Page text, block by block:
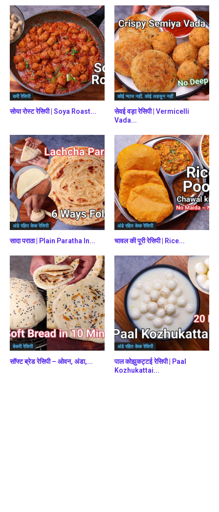
करी रेसिपी
सोया रोस्ट रेसिपी | Soya Roast...
कोई प्याज नहीं, कोई लहसुन नहीं
सेवई वड़ा रेसिपी | Vermicelli
Vada...
अंडे रहित केक रेसिपी
सादा पराठा | Plain Paratha In...
अंडे रहित केक रेसिपी
चावल की पूरी रेसिपी | Rice...
बेकरी रेसिपी
सॉफ्ट ब्रेड रेसिपी – ओवन, अंडा,...
अंडे रहित केक रेसिपी
पाल कोझुकट्टई रेसिपी | Paal
Kozhukattai...